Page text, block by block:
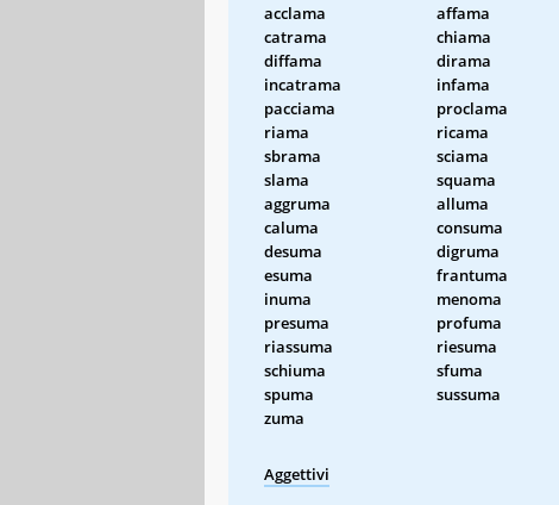
acclama affama
catrama
chiama
diffama
dirama
incatrama
infama
pacciama
proclama
riama
ricama
sbrama
sciama
slama
squama
aggruma
alluma
caluma
consuma
desuma
digruma
esuma
frantuma
inuma
menoma
presuma
profuma
riassuma
riesuma
schiuma
sfuma
spuma
sussuma
zuma
Aggettivi